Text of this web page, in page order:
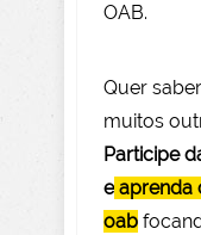
OAB.
Quer
muitos
Participe
e aprenda
oab